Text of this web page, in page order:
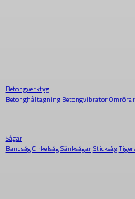
Betongverktyg
Betonghåltagning Betongvibrator
Sågar
BandsågCirkelsågSänksågarSticksåg